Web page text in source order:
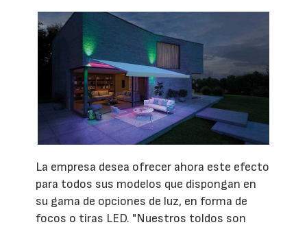
La empresa desea ofrecer ahora este efecto
para todos sus modelos que dispongan en
su gama de opciones de luz, en forma de
focos o tiras LED. "Nuestros toldos son